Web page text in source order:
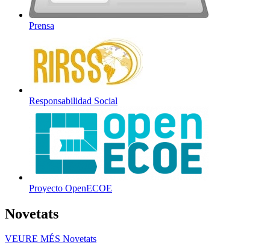
Prensa
Responsabilidad Social
Proyecto OpenECOE
Novetats
VEURE MÉS Novetats